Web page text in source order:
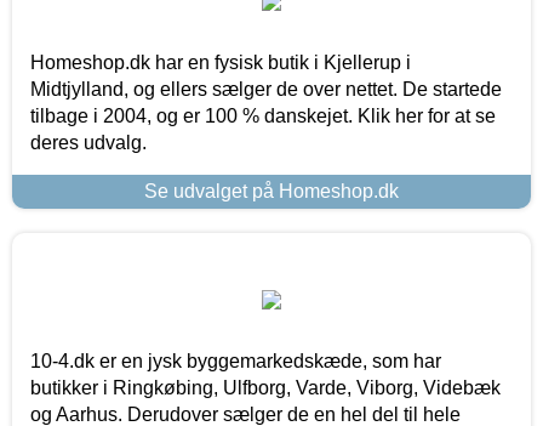
Homeshop.dk har en fysisk butik i Kjellerup i
Midtjylland, og ellers sælger de over nettet. De startede
tilbage i 2004, og er 100 % danskejet. Klik her for at se
deres udvalg.
Se udvalget på Homeshop.dk
10-4.dk er en jysk byggemarkedskæde, som har
butikker i Ringkøbing, Ulfborg, Varde, Viborg, Videbæk
og Aarhus. Derudover sælger de en hel del til hele